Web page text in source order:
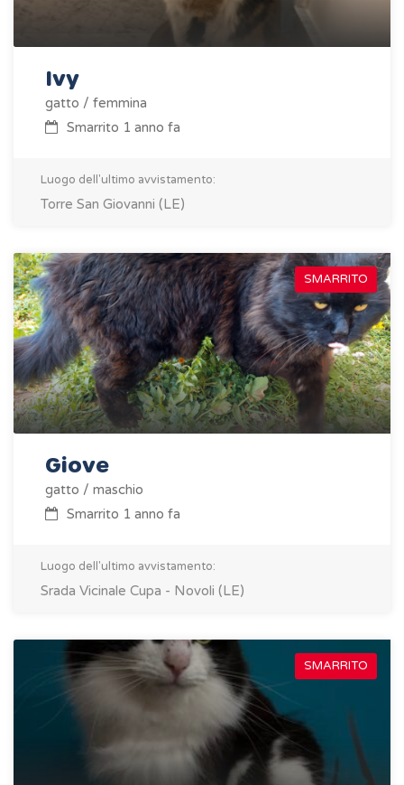
Ivy
gatto / femmina
Smarrito 1 anno fa
Luogo dell'ultimo avvistamento:
Torre San Giovanni (LE)
SMARRITO
Giove
gatto / maschio
Smarrito 1 anno fa
Luogo dell'ultimo avvistamento:
Srada Vicinale Cupa - Novoli (LE)
SMARRITO